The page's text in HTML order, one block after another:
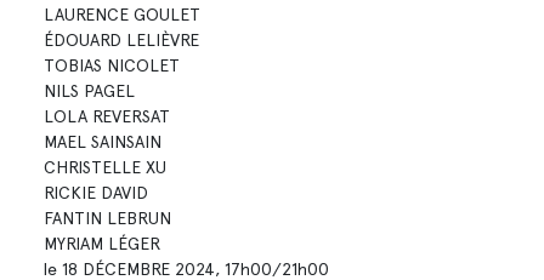
LAURENCE GOULET
ÉDOUARD LELIÈVRE
TOBIAS NICOLET
NILS PAGEL
LOLA REVERSAT
MAEL SAINSAIN
CHRISTELLE XU
RICKIE DAVID
FANTIN LEBRUN
MYRIAM LÉGER
le 18 DÉCEMBRE 2024, 17h00/21h00